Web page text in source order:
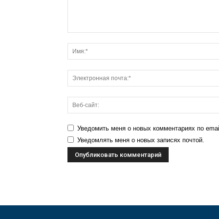
Уведомить меня о новых комментариях по
Уведомлять меня о новых записях почтой.